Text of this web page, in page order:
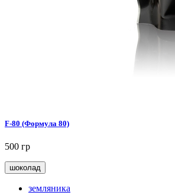
F-80 (Формула 80)
500 гр
шоколад
земляника